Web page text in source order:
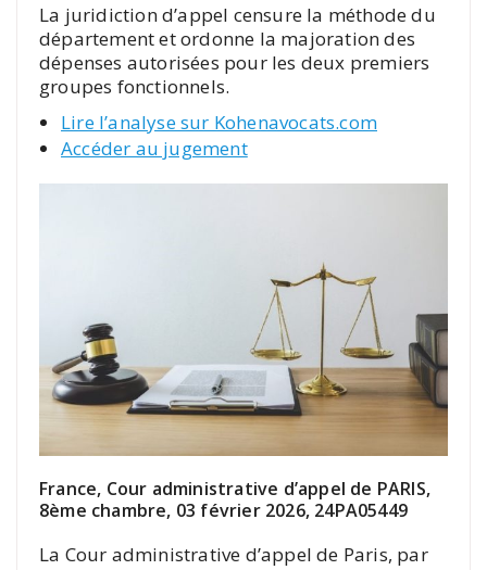
La juridiction d’appel censure la méthode du
département et ordonne la majoration des
dépenses autorisées pour les deux premiers
groupes fonctionnels.
Lire l’analyse sur Kohenavocats.com
Accéder au jugement
France, Cour administrative d’appel de PARIS,
8ème chambre, 03 février 2026, 24PA05449
La Cour administrative d’appel de Paris, par